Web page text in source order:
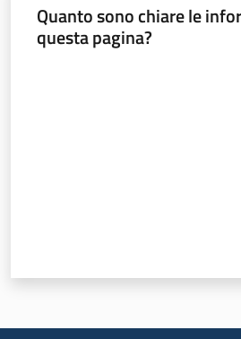
Quanto sono chiare le
questa pagina?